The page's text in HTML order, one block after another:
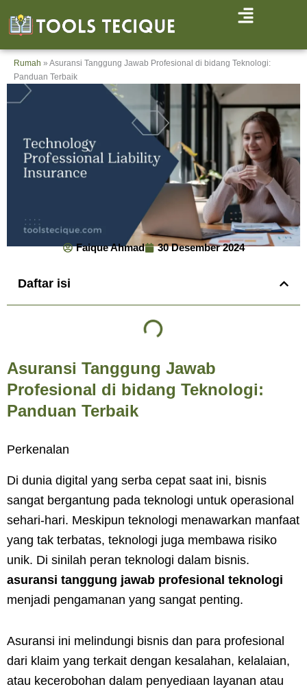
Rumah » Asuransi Tanggung Jawab Profesional di bidang Teknologi:
Panduan Terbaik
Faique Ahmad 30 Desember 2024
Daftar isi
Asuransi Tanggung Jawab
Profesional di bidang Teknologi:
Panduan Terbaik
Perkenalan
Di dunia digital yang serba cepat saat ini, bisnis
sangat bergantung pada teknologi untuk operasional
sehari-hari. Meskipun teknologi menawarkan manfaat
yang tak terbatas, teknologi juga membawa risiko
unik. Di sinilah peran teknologi dalam bisnis.
asuransi tanggung jawab profesional teknologi
menjadi pengamanan yang sangat penting.
Asuransi ini melindungi bisnis dan para profesional
dari klaim yang terkait dengan kesalahan, kelalaian,
atau kecerobohan dalam penyediaan layanan atau